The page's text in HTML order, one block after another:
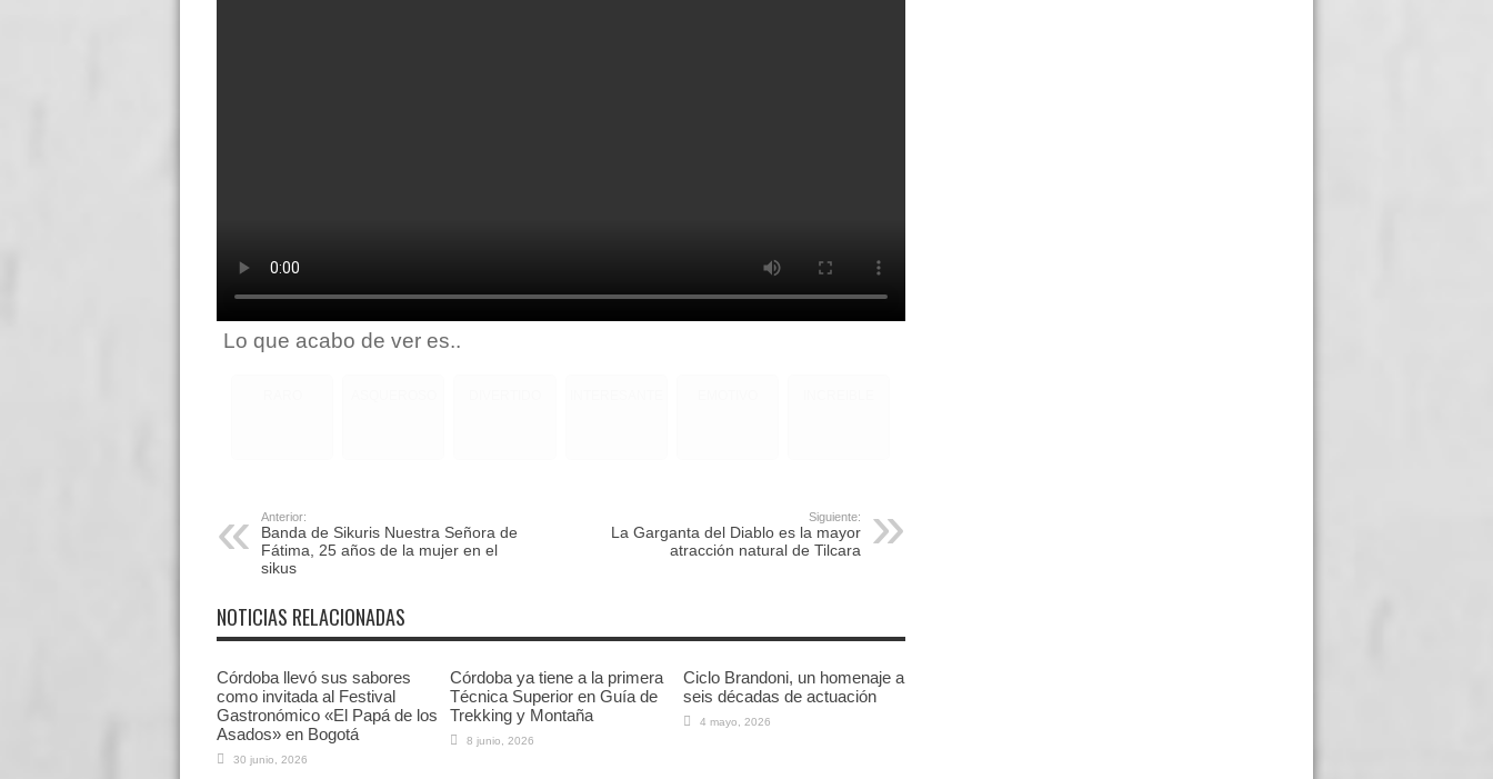
Lo que acabo de ver es..
Anterior:
Banda de Sikuris Nuestra Señora de
Fátima, 25 años de la mujer en el
sikus
Siguiente:
La Garganta del Diablo es la mayor
atracción natural de Tilcara
NOTICIAS RELACIONADAS
Córdoba llevó sus sabores
como invitada al Festival
Gastronómico «El Papá de los
Asados» en Bogotá
30 junio, 2026
Córdoba ya tiene a la primera
Técnica Superior en Guía de
Trekking y Montaña
8 junio, 2026
Ciclo Brandoni, un homenaje a
seis décadas de actuación
4 mayo, 2026